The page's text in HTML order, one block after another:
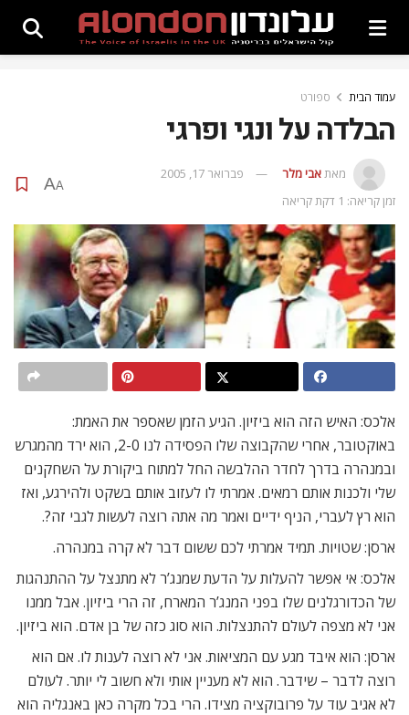
עמוד הבית ספורט
הבלדה על ונגי ופרגי
מאתאבי מלר
פברואר 17, 2005
זמן קריאה: 1 דקת קריאה
A
A
אלכס: האיש הזה הוא ביזיון. הגיע הזמן שאספר את האמת:
באוקטובר, אחרי שהקבוצה שלו הפסידה לנו 2-0, הוא ירד מהמגרש
ובמנהרה בדרך לחדר ההלבשה החל למתוח ביקורת על השחקנים
שלי ולכנות אותם רמאים. אמרתי לו לעזוב אותם בשקט ולהירגע, ואז
הוא רץ לעברי, הניף ידיים ואמר מה אתה רוצה לעשות לגבי זה?.
ארסן: שטויות. תמיד אמרתי לכם ששום דבר לא קרה במנהרה.
אלכס: אי אפשר להעלות על הדעת שמנג’ר לא מתנצל על ההתנהגות
של הכדורגלנים שלו בפני המנג’ר המארח, זה הרי ביזיון. אבל ממנו
אני לא מצפה לעולם להתנצלות. הוא סוג כזה של בן אדם. הוא ביזיון.
ארסן: הוא איבד מגע עם המציאות. אני לא רוצה לענות לו. אם הוא
רוצה לדבר – שידבר. הוא לא מעניין אותי ולא חשוב לי יותר. לעולם
לא אגיב עוד על פרובוקציה מצידו. הרי בכל מקרה כאן באנגליה הוא